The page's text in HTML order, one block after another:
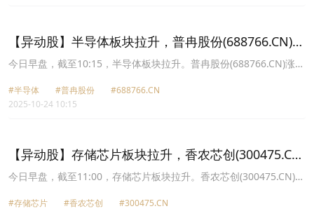
【异动股】半导体板块拉升，普冉股份(688766.CN)涨
20.0%
今日早盘，截至10:15，半导体板块拉升。普冉股份(688766.CN)涨
工股份(688233.CN)涨13.61%报49.67元，华虹公司(688347.CN)涨
11.98%报124.13元，汇顶科技(603160.CN)涨10.00%报84.17元，大
#半导体 #普冉股份
#688766.CN
2025-10-24 10:15
【异动股】存储芯片板块拉升，香农芯创(300475.CN)
涨19.05%
今日早盘，截至11:00，存储芯片板块拉升。香农芯创(300475.CN)涨
箭电子(301348.CN)涨12.70%报25.21元，佰维存储(688525.CN)涨
#存储芯片 #香农芯创
#300475.CN